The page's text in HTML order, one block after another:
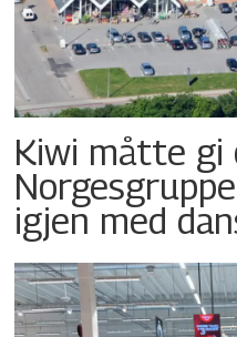
Kiwi måtte gi
igjen med